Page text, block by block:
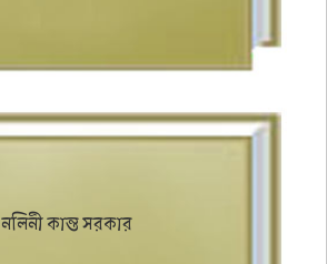
নলিনী কান্ত সরকার